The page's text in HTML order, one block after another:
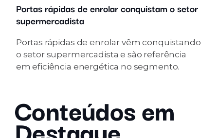
Portas rápidas de enrolar conquistam o setor
supermercadista
Portas rápidas de enrolar vêm conquistando
o setor supermercadista e são referência
em eficiência energética no segmento.
Conteúdos em